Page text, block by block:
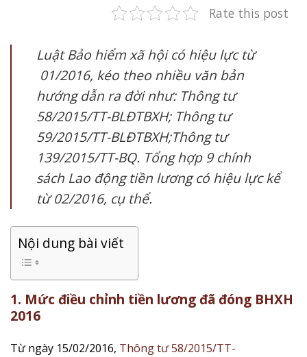
Rate this post
Luật Bảo hiểm xã hội có hiệu lực từ
01/2016, kéo theo nhiều văn bản
hướng dẫn ra đời như: Thông tư
58/2015/TT-BLĐTBXH; Thông tư
59/2015/TT-BLĐTBXH;Thông tư
139/2015/TT-BQ. Tổng hợp 9 chính
sách Lao động tiền lương có hiệu lực kể
từ 02/2016, cụ thể.
Nội dung bài viết
1. Mức điều chỉnh tiền lương đã đóng BHXH
2016
Từ ngày 15/02/2016, Thông tư 58/2015/TT-